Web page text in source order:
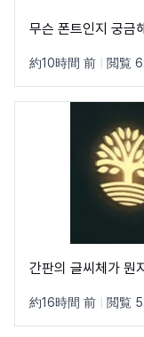
무슨 폰트인지 궁금
約10時間 前 閲覧
간판의 글씨체가 뭔
約16時間 前 閲覧